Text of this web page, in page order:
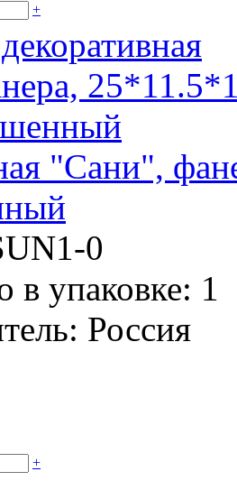
+
"Сани",
0
в упаковке: 1
Россия
+